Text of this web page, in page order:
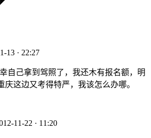
13 · 22:27
自己拿到驾照了，我还木有报名额，明
庆这边又考得特严，我该怎么办哪。
11-22 · 11:20